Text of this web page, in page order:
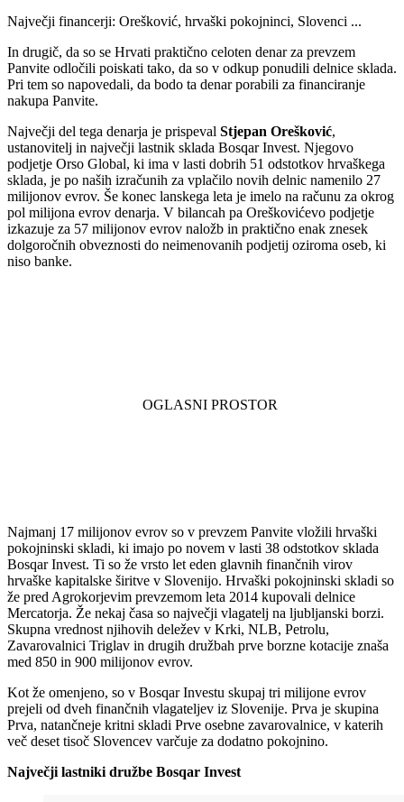
Največji financerji: Orešković, hrvaški pokojninci, Slovenci ...
In drugič, da so se Hrvati praktično celoten denar za prevzem
Panvite odločili poiskati tako, da so v odkup ponudili delnice sklada.
Pri tem so napovedali, da bodo ta denar porabili za financiranje
nakupa Panvite.
Največji del tega denarja je prispeval Stjepan Orešković,
ustanovitelj in največji lastnik sklada Bosqar Invest. Njegovo
podjetje Orso Global, ki ima v lasti dobrih 51 odstotkov hrvaškega
sklada, je po naših izračunih za vplačilo novih delnic namenilo 27
milijonov evrov. Še konec lanskega leta je imelo na računu za okrog
pol milijona evrov denarja. V bilancah pa Oreškovićevo podjetje
izkazuje za 57 milijonov evrov naložb in praktično enak znesek
dolgoročnih obveznosti do neimenovanih podjetij oziroma oseb, ki
niso banke.
Najmanj 17 milijonov evrov so v prevzem Panvite vložili hrvaški
pokojninski skladi, ki imajo po novem v lasti 38 odstotkov sklada
Bosqar Invest. Ti so že vrsto let eden glavnih finančnih virov
hrvaške kapitalske širitve v Slovenijo. Hrvaški pokojninski skladi so
že pred Agrokorjevim prevzemom leta 2014 kupovali delnice
Mercatorja. Že nekaj časa so največji vlagatelj na ljubljanski borzi.
Skupna vrednost njihovih deležev v Krki, NLB, Petrolu,
Zavarovalnici Triglav in drugih družbah prve borzne kotacije znaša
med 850 in 900 milijonov evrov.
Kot že omenjeno, so v Bosqar Investu skupaj tri milijone evrov
prejeli od dveh finančnih vlagateljev iz Slovenije. Prva je skupina
Prva, natančneje kritni skladi Prve osebne zavarovalnice, v katerih
več deset tisoč Slovencev varčuje za dodatno pokojnino.
Največji lastniki družbe Bosqar Invest